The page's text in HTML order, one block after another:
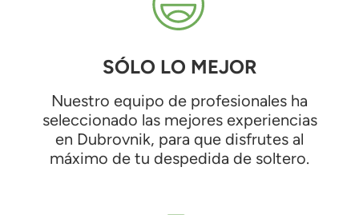
SÓLO LO MEJOR
Nuestro equipo de profesionales ha
seleccionado las mejores experiencias
en Dubrovnik, para que disfrutes al
máximo de tu despedida de soltero.